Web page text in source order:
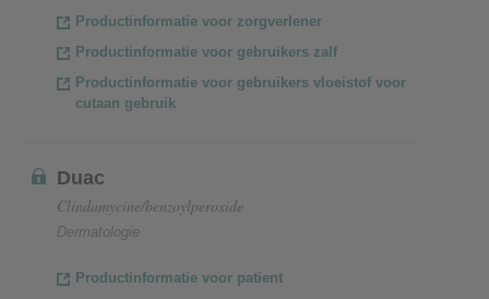
Productinformatie voor zorgverlener
Productinformatie voor gebruikers zalf
Productinformatie voor gebruikers vloeistof voor
cutaan gebruik
Duac
Clindamycine/benzoylperoxide
Dermatologie
Productinformatie voor patient